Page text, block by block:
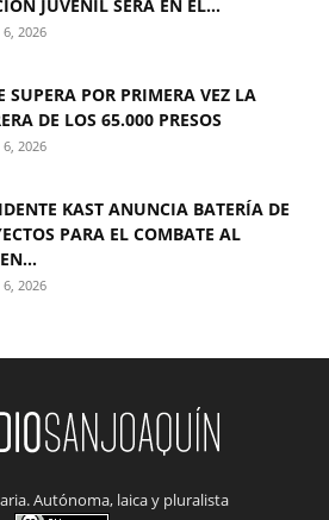
JUVENIL SERÁ EN EL...
2026
SUPERA POR PRIMERA VEZ LA
DE LOS 65.000 PRESOS
2026
KAST ANUNCIA BATERÍA DE
PARA EL COMBATE AL
2026
Autónoma, laica y pluralista